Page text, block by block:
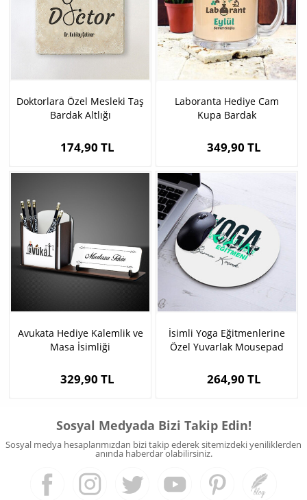
Doktorlara Özel Mesleki Taş
Bardak Altlığı
174,90 TL
Laboranta Hediye Cam
Kupa Bardak
349,90 TL
Avukata Hediye Kalemlik ve
Masa İsimliği
329,90 TL
İsimli Yoga Eğitmenlerine
Özel Yuvarlak Mousepad
264,90 TL
Sosyal Medyada Bizi Takip Edin!
Sosyal medya hesaplarımızdan bizi takip ederek sitemizdeki yeniliklerden
anında haberdar olabilirsiniz.